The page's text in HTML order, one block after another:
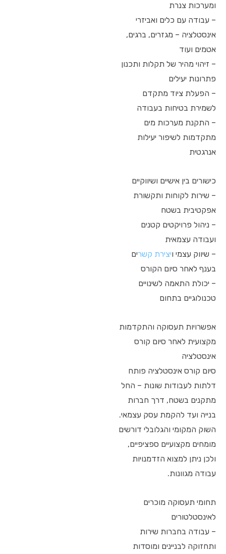
ומערכות צנרת
– עבודה עם כלים ואביזרי
אינסטלציה – מגזרים, ברגים,
אטמים ועוד
– זיהוי מהיר של תקלות ותכנון
פתרונות יעילים
– הפעלת ציוד מתקדם
לשמירת בטיחות בעבודה
– התקנת מערכות מים
מתקדמות לשיפור יעילות
אנרגטית
כישורים בין אישיים ושיווקיים
– שירות לקוחות ותקשורת
אפקטיבית בשטח
– ניהול פרויקטים קטנים
ועבודה עצמאית
– שיווק עצמי ויצירת קשרים
בענף לאחר סיום הקורס
– יכולת התאמה לשינויים
טכנולוגיים בתחום
אפשרויות תעסוקה והתקדמות
מקצועית לאחר סיום קורס
אינסטלציה
סיום קורס אינסטלציה פותח
דלתות לעבודות שונות – החל
מתקנים בשטח, דרך חברות
בנייה ועד להקמת עסק עצמאי.
השוק המקומי והגלובלי דורשים
מומחים מקצועיים ספציפיים,
ולכן ניתן למצוא הזדמנויות
עבודה מגוונות.
תחומי תעסוקה מוכרים
לאינסטלטורים
– עבודה בחברות שירות
ותחזוקה לבניינים ומוסדות